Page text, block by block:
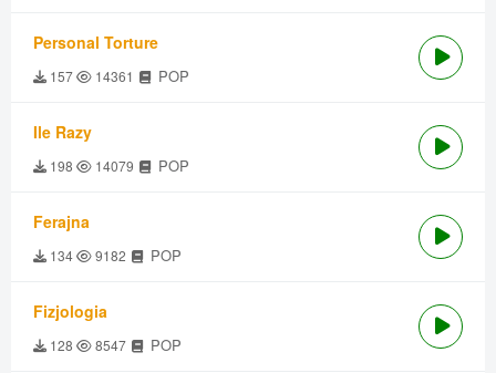
Personal Torture
157 14361 POP
Ile Razy
198 14079 POP
Ferajna
134 9182 POP
Fizjologia
128 8547 POP